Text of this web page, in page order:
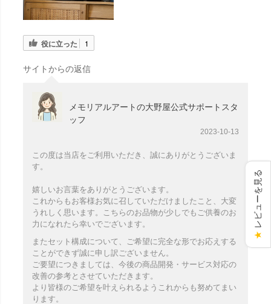
役に立った 1
サイトからの返信
メモリアルアートの大野屋公式サポートスタ
ッフ
2023-10-13
この度は当店をご利用いただき、誠にありがとうございま
す。
嬉しいお言葉をありがとうございます。
これからもお客様お気に召していただけましたこと、大変
うれしく思います。こちらのお品物が少しでもご供養のお
力になれたら幸いでございます。
またセット構成について、ご希望に完全な形でお応えする
ことができず誠に申し訳ございません。
ご要望につきましては、今後の商品開発・サービス対応の
改善の参考とさせていただきます。
より皆様のご希望を叶えられるようこれからも努めてまい
ります。
★
レビューを見る